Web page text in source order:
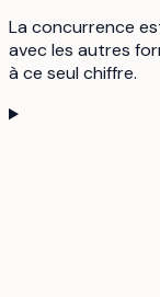
La concurrence
avec les autres
à ce seul chiffre.